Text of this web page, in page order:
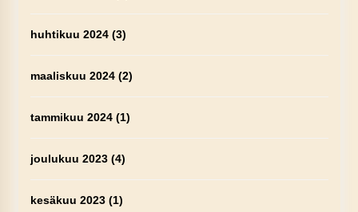
huhtikuu 2024(3)
maaliskuu 2024(2)
tammikuu 2024(1)
joulukuu 2023(4)
kesäkuu 2023(1)